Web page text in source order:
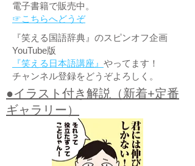
電子書籍で販売中。
☞こちらへどうぞ
『笑える国語辞典』のスピンオフ企画
YouTube版
『笑える日本語講座』 やってます！
チャンネル登録をどうぞよろしく。
●イラスト付き解説（新着+定番
ギャラリー）